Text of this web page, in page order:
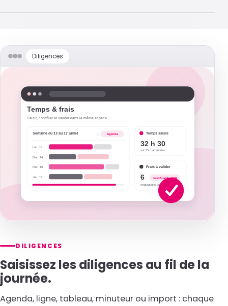
Diligences
DILIGENCES
Saisissez les diligences au fil de la
journée.
Agenda, ligne, tableau, minuteur ou import : chaque